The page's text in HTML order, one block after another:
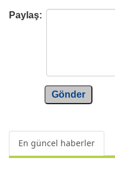
Paylaş:
Gönder
En güncel haberler